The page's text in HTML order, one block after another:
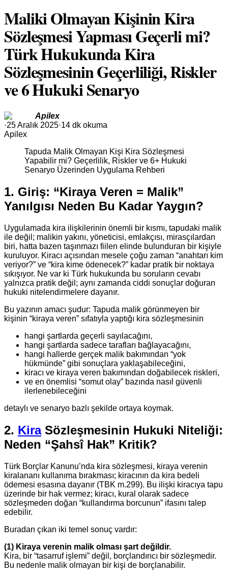
Maliki Olmayan Kişinin Kira
Sözleşmesi Yapması Geçerli mi?
Türk Hukukunda Kira
Sözleşmesinin Geçerliliği, Riskler
ve 6 Hukuki Senaryo
Apilex
·25 Aralık 2025·14 dk okuma
Apilex
Tapuda Malik Olmayan Kişi Kira Sözleşmesi
Yapabilir mi? Geçerlilik, Riskler ve 6+ Hukuki
Senaryo Üzerinden Uygulama Rehberi
1. Giriş: “Kiraya Veren = Malik”
Yanılgısı Neden Bu Kadar Yaygın?
Uygulamada kira ilişkilerinin önemli bir kısmı, tapudaki malik
ile değil; malikin yakını, yöneticisi, emlakçısı, mirasçılardan
biri, hatta bazen taşınmazı fiilen elinde bulunduran bir kişiyle
kuruluyor. Kiracı açısından mesele çoğu zaman “anahtarı kim
veriyor?” ve “kira kime ödenecek?” kadar pratik bir noktaya
sıkışıyor. Ne var ki Türk hukukunda bu soruların cevabı
yalnızca pratik değil; aynı zamanda ciddi sonuçlar doğuran
hukuki nitelendirmelere dayanır.
Bu yazının amacı şudur: Tapuda malik görünmeyen bir
kişinin “kiraya veren” sıfatıyla yaptığı kira sözleşmesinin
hangi şartlarda geçerli sayılacağını,
hangi şartlarda sadece tarafları bağlayacağını,
hangi hallerde gerçek malik bakımından “yok
hükmünde” gibi sonuçlara yaklaşabileceğini,
kiracı ve kiraya veren bakımından doğabilecek riskleri,
ve en önemlisi “somut olay” bazında nasıl güvenli
ilerlenebileceğini
detaylı ve senaryo bazlı şekilde ortaya koymak.
2. KiraSözleşmesinin Hukuki Niteliği:
Neden “Şahsî Hak” Kritik?
Türk Borçlar Kanunu’nda kira sözleşmesi, kiraya verenin
kiralananı kullanıma bırakması; kiracının da kira bedeli
ödemesi esasına dayanır (TBK m.299). Bu ilişki kiracıya tapu
üzerinde bir hak vermez; kiracı, kural olarak sadece
sözleşmeden doğan “kullandırma borcunun” ifasını talep
edebilir.
Buradan çıkan iki temel sonuç vardır:
(1) Kiraya verenin malik olması şart değildir.
Kira, bir “tasarruf işlemi” değil, borçlandırıcı bir sözleşmedir.
Bu nedenle malik olmayan bir kişi de borçlanabilir.